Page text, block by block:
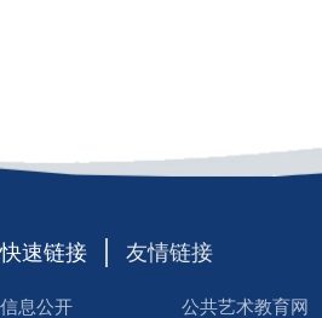
快速链接 友情链接
信息公开
公共艺术教育网